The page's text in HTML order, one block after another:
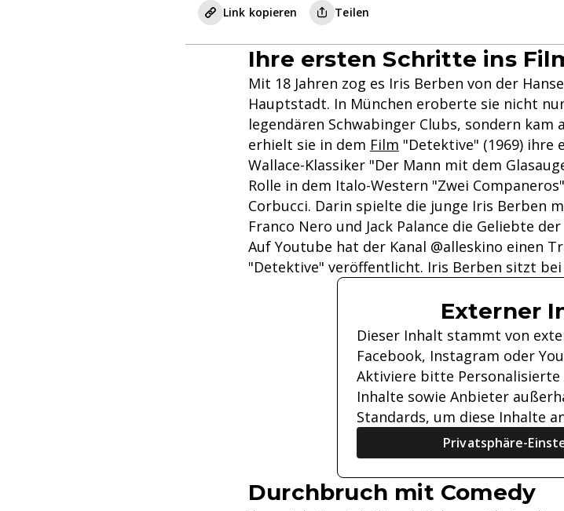
Link kopieren
Teilen
Ihre ersten Schritte ins
Mit 18 Jahren zog es Iris Berben von der
Hauptstadt. In München eroberte sie nicht
legendären Schwabinger Clubs, sondern
erhielt sie in dem Film "Detektive" (1969) ihre
Wallace-Klassiker "Der Mann mit dem
Rolle in dem Italo-Western "Zwei
Corbucci. Darin spielte die junge Iris Berben
Franco Nero und Jack Palance die Geliebte
Auf Youtube hat der Kanal @alleskino einen
"Detektive" veröffentlicht. Iris Berben sitzt bei
Externer
Dieser Inhalt stammt von
Facebook, Instagram oder
Aktiviere bitte Personalisierte
Inhalte sowie Anbieter
Standards, um diese Inhalte
Privatsphäre-
Durchbruch mit Comedy